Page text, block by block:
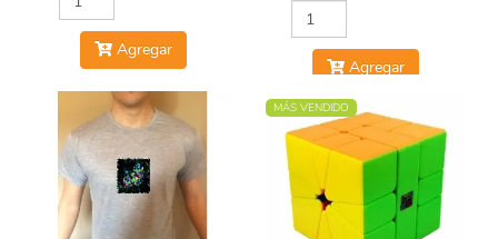
Agregar
Agregar
MÁS VENDIDO